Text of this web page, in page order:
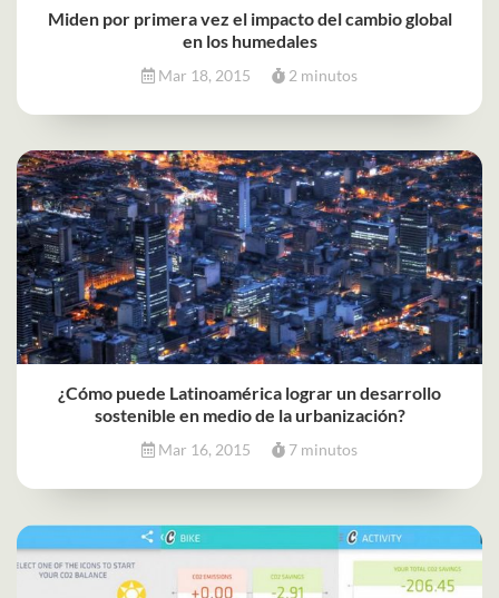
Miden por primera vez el impacto del cambio global
en los humedales
Mar 18, 2015 2 minutos
¿Cómo puede Latinoamérica lograr un desarrollo
sostenible en medio de la urbanización?
Mar 16, 2015 7 minutos